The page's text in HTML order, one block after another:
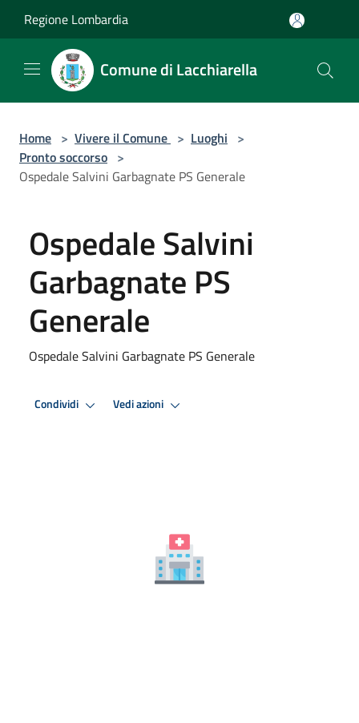
Regione Lombardia
Comune di Lacchiarella
Home > Vivere il Comune > Luoghi >
Pronto soccorso >
Ospedale Salvini Garbagnate PS Generale
Ospedale Salvini
Garbagnate PS
Generale
Ospedale Salvini Garbagnate PS Generale
Condividi Vedi azioni